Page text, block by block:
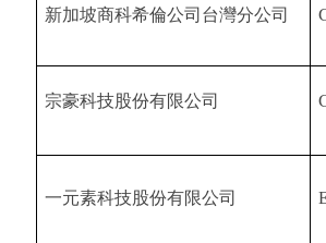
新加坡商科希倫公司台灣分公司
宗豪科技股份有限公司
一元素科技股份有限公司